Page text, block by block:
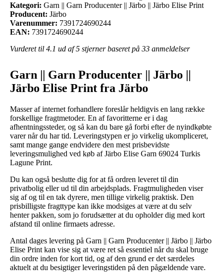
Kategori: Garn || Garn Producenter || Järbo || Järbo Elise Print
Producent: Järbo
Varenummer: 7391724690244
EAN: 7391724690244
Vurderet til 4.1 ud af 5 stjerner baseret på 33 anmeldelser
Garn || Garn Producenter || Järbo ||
Järbo Elise Print fra Järbo
Masser af internet forhandlere foreslår heldigvis en lang række
forskellige fragtmetoder. En af favoritterne er i dag
afhentningssteder, og så kan du bare gå forbi efter de nyindkøbte
varer når du har tid. Leveringstypen er jo virkelig ukompliceret,
samt mange gange endvidere den mest prisbevidste
leveringsmulighed ved køb af Järbo Elise Garn 69024 Turkis
Lagune Print.
Du kan også beslutte dig for at få ordren leveret til din
privatbolig eller ud til din arbejdsplads. Fragtmuligheden viser
sig af og til en tak dyrere, men tillige virkelig praktisk. Den
prisbilligste fragttype kan ikke modsiges at være at du selv
henter pakken, som jo forudsætter at du opholder dig med kort
afstand til online firmaets adresse.
Antal dages levering på Garn || Garn Producenter || Järbo || Järbo
Elise Print kan vise sig at være ret så essentiel når du skal bruge
din ordre inden for kort tid, og af den grund er det særdeles
aktuelt at du besigtiger leveringstiden på den pågældende vare.